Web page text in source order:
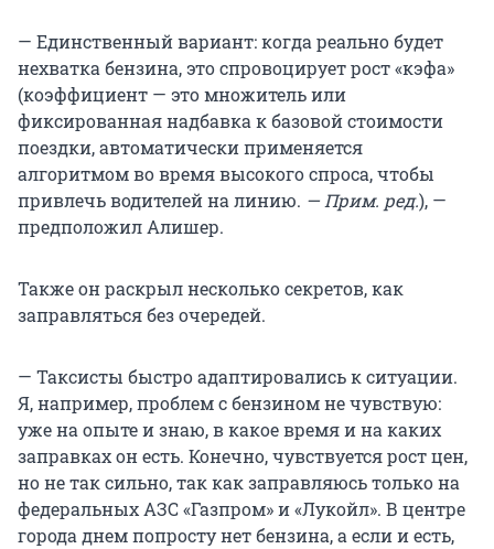
— Единственный вариант: когда реально будет
нехватка бензина, это спровоцирует рост «кэфа»
(коэффициент — это множитель или
фиксированная надбавка к базовой стоимости
поездки, автоматически применяется
алгоритмом во время высокого спроса, чтобы
привлечь водителей на линию. — Прим. ред.), —
предположил Алишер.
Также он раскрыл несколько секретов, как
заправляться без очередей.
— Таксисты быстро адаптировались к ситуации.
Я, например, проблем с бензином не чувствую:
уже на опыте и знаю, в какое время и на каких
заправках он есть. Конечно, чувствуется рост цен,
но не так сильно, так как заправляюсь только на
федеральных АЗС «Газпром» и «Лукойл». В центре
города днем попросту нет бензина, а если и есть,